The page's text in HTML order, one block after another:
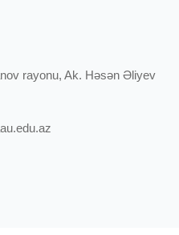
rayonu, Ak. Həsən Əliyev